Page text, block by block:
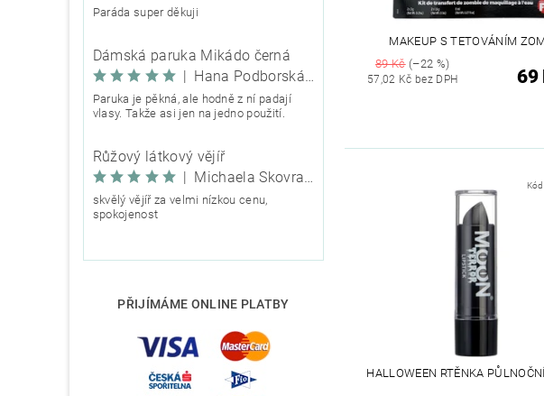
Paráda super děkuji
Dámská paruka Mikádo černá
Hana Podborská TRIXIE
Paruka je pěkná, ale hodně z ní padají
vlasy. Takže asi jen na jedno použití.
Růžový látkový vějíř
Michaela Škovranová
skvělý vějíř za velmi nízkou cenu,
spokojenost
PŘIJÍMÁME ONLINE PLATBY
MAKEUP S TETOVÁNÍM
89 Kč(–22 %)
57,02 Kč bez DPH 69
HALLOWEEN RTĚNKA